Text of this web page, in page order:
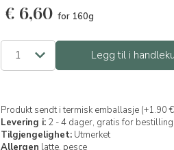
€ 6,60 for 160g
Legg til i
Produkt sendt i termisk emballasje (+1.90
Levering i: 2 - 4 dager, gratis for
Tilgjengelighet: Utmerket
Allergen latte, pesce